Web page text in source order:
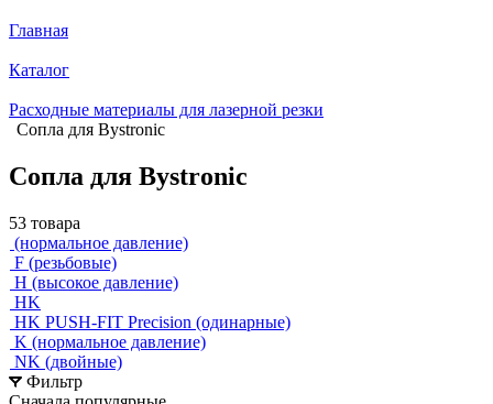
Главная
Каталог
Расходные материалы для лазерной резки
Сопла для Bystronic
Сопла для Bystronic
53 товара
(нормальное давление)
F (резьбовые)
H (высокое давление)
HK
HK PUSH-FIT Precision (одинарные)
K (нормальное давление)
NK (двойные)
Фильтр